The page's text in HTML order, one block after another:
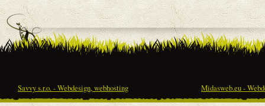
Savvy s.r.o. - Webdesign, webhosting Midasweb.eu -